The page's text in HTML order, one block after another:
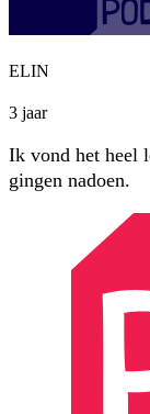
ELIN
3 jaar
Ik vond het heel
gingen nadoen.